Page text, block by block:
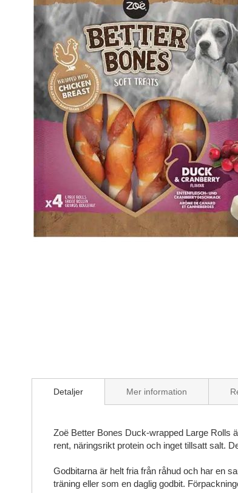
the
imagesDetaljer
Zoë Better Bones Duck-wrapped Large Rolls
rent, näringsrikt protein och inget tillsatt salt.
Godbitarna är helt fria från råhud och har en
träning eller som en daglig godbit.
Mer information